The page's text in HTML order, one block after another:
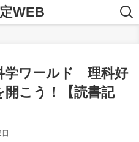
WEB
学ワールド 理科好
開こう！【読書記